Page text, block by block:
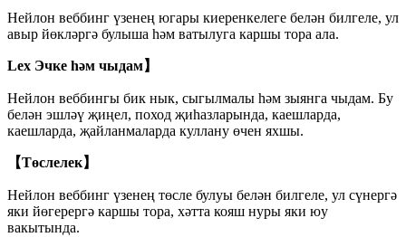
Нейлон веббинг үзенең югары киеренкелеге белән билгеле, ул
авыр йөкләргә булыша һәм ватылуга каршы тора ала.
Lex Эчке һәм чыдам】
Нейлон веббингы бик нык, сыгылмалы һәм зыянга чыдам. Бу
белән эшләү җиңел, поход җиһазларында, каешларда,
каешларда, җайланмаларда куллану өчен яхшы.
【Төслелек】
Нейлон веббинг үзенең төсле булуы белән билгеле, ул сүнергә
яки йөгерергә каршы тора, хәтта кояш нуры яки юу
вакытында.